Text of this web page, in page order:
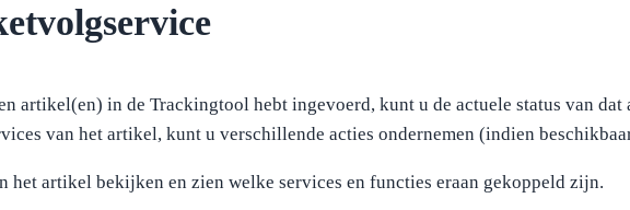
artikel(en) in de Trackingtool hebt ingevoerd, kunt u de actuele status van
van het artikel, kunt u verschillende acties ondernemen (indien
het artikel bekijken en zien welke services en functies eraan gekoppeld zijn.